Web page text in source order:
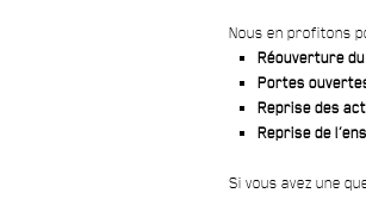
Nous en profitons
Réouverture du
Portes
Reprise des
Reprise de
Si vous avez une